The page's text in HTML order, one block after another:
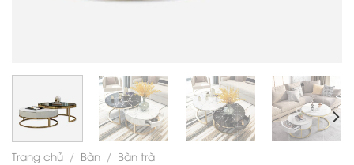
Trang chủ / Bàn / Bàn trà